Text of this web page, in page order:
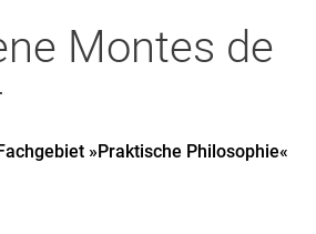
Montes de
»Praktische Philosophie«